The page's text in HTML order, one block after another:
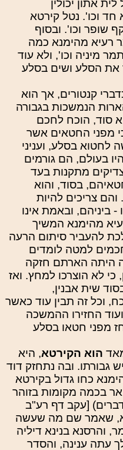
אתון יכולין
וכו'. נטל קירטא
שופר וכו'. ובסוף
רעיא מהימנא כמה
מיניה וכו', ולא עוד
את הסלע ושים בסלע
קנטורים, אך הוא
הנמשכות בגבורה
סוד, הוכח לחכם
מפני החטאים אשר
לחטוא בסלע, ועניני
בעולם, הם גורמים
מתקנות בעד
בסוד, והוא
צריכים להיות
ביניהם, ובאמת אינו
מהימנא המשיך
להעביר סיתום הרעה
למטה לומדים
היתה הארתם חזקה
כי לא הוצרכו למחץ. ואז
שית אבנין,
וכל זה תבין עוד כאשר
החזירו ההמשכה
מפני חטאו בסלע
הוא הקירטא, היא
גבורתו. ובה נתחזק דוד
כחו גדול בקירטא
בכמה מקומות בזוהר
[עקב דף רע"ב
שאמר שם מה שעשה
והרסנא בנינא דיליה
עתה ענינה, והסדר